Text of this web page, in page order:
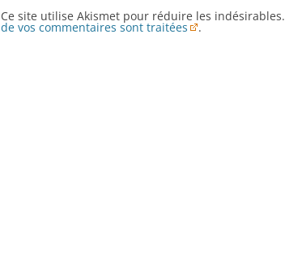
Ce site utilise Akismet pour réduire les indésirables.
de vos commentaires sont traitées .